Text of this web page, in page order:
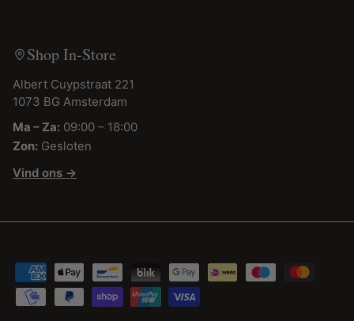
Shop In-Store
Albert Cuypstraat 221
1073 BG Amsterdam
Ma – Za: 09:00 – 18:00
Zon: Gesloten
Vind ons →